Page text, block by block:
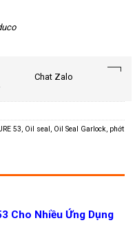
Chat Zalo
53, Oil seal, Oil Seal Garlock, phớt
Cho Nhiều Ứng Dụng